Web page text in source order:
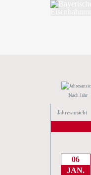
Nach Jahr
Jahresansicht
06
JAN.